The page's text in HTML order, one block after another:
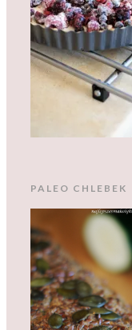
PALEO CHLEBEK